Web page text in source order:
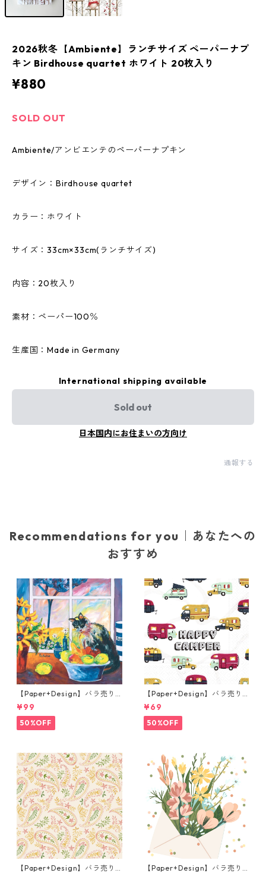
2026秋冬【Ambiente】ランチサイズ ペーパーナプ
キン Birdhouse quartet ホワイト 20枚入り
¥880
SOLD OUT
Ambiente/アンビエンテのペーパーナプキン
デザイン：Birdhouse quartet
カラー：ホワイト
サイズ：33cm×33cm(ランチサイズ)
内容：20枚入り
素材：ペーパー100％
生産国：Made in Germany
International shipping available
Sold out
日本国内にお住まいの方向け
通報する
Recommendations for you｜あなたへの
おすすめ
【Paper+Design】バラ売り2
枚 ランチサイズ ペーパーナプ
キン Portchie Art The Cat in
the kitchen ブルー
¥99
50%OFF
【Paper+Design】バラ売り2
枚 ランチサイズ ペーパーナプ
キン Happy Camper ホワイト
¥69
50%OFF
【Paper+Design】バラ売り2
【Paper+Design】バラ売り2